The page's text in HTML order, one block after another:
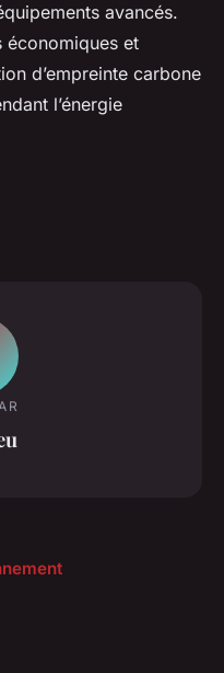
avancés.
économiques et
d’empreinte carbone
l’énergie